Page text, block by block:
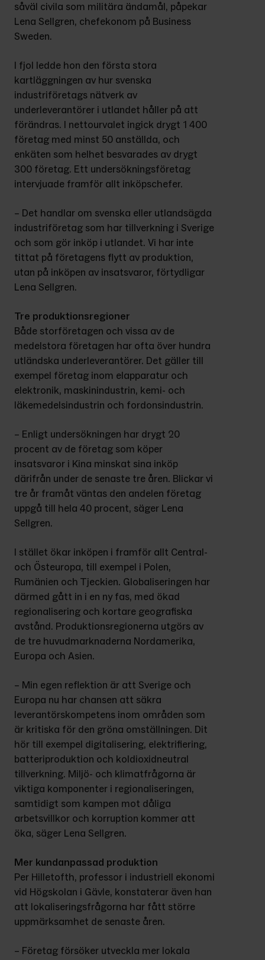
såväl civila som militära ändamål, påpekar
Lena Sellgren, chefekonom på Business
Sweden.
I fjol ledde hon den första stora
kartläggningen av hur svenska
industriföretags nätverk av
underleverantörer i utlandet håller på att
förändras. I nettourvalet ingick drygt 1 400
företag med minst 50 anställda, och
enkäten som helhet besvarades av drygt
300 företag. Ett undersökningsföretag
intervjuade framför allt inköpschefer.
– Det handlar om svenska eller utlandsägda
industriföretag som har tillverkning i Sverige
och som gör inköp i utlandet. Vi har inte
tittat på företagens flytt av produktion,
utan på inköpen av insatsvaror, förtydligar
Lena Sellgren.
Tre produktionsregioner
Både storföretagen och vissa av de
medelstora företagen har ofta över hundra
utländska underleverantörer. Det gäller till
exempel företag inom elapparatur och
elektronik, maskinindustrin, kemi- och
läkemedelsindustrin och fordonsindustrin.
– Enligt undersökningen har drygt 20
procent av de företag som köper
insatsvaror i Kina minskat sina inköp
därifrån under de senaste tre åren. Blickar vi
tre år framåt väntas den andelen företag
uppgå till hela 40 procent, säger Lena
Sellgren.
I stället ökar inköpen i framför allt Central-
och Östeuropa, till exempel i Polen,
Rumänien och Tjeckien. Globaliseringen har
därmed gått in i en ny fas, med ökad
regionalisering och kortare geografiska
avstånd. Produktionsregionerna utgörs av
de tre huvudmarknaderna Nordamerika,
Europa och Asien.
– Min egen reflektion är att Sverige och
Europa nu har chansen att säkra
leverantörskompetens inom områden som
är kritiska för den gröna omställningen. Dit
hör till exempel digitalisering, elektrifiering,
batteriproduktion och koldioxidneutral
tillverkning. Miljö- och klimatfrågorna är
viktiga komponenter i regionaliseringen,
samtidigt som kampen mot dåliga
arbetsvillkor och korruption kommer att
öka, säger Lena Sellgren.
Mer kundanpassad produktion
Per Hilletofth, professor i industriell ekonomi
vid Högskolan i Gävle, konstaterar även han
att lokaliseringsfrågorna har fått större
uppmärksamhet de senaste åren.
– Företag försöker utveckla mer lokala